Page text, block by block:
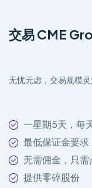
交易 CME
无忧无虑，交易规模
一星期5天，每
最低保证金要求
无需佣金，只需
提供零碎股份